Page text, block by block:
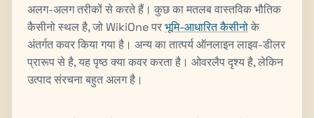
अलग-अलग तरीकों से करते हैं। कुछ का मतलब वास्तविक भौतिक
कैसीनो स्थल है, जो WikiOne परभूमि-आधारित कैसीनोके
अंतर्गत कवर किया गया है। अन्य का तात्पर्य ऑनलाइन लाइव-डीलर
प्रारूप से है, यह पृष्ठ क्या कवर करता है। ओवरलैप दृश्य है, लेकिन
उत्पाद संरचना बहुत अलग है।